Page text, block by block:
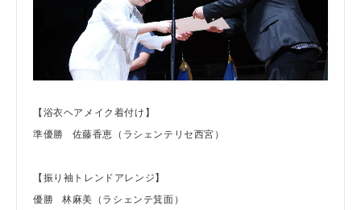
【浴衣ヘアメイク着付け】
準優勝 佐藤香恵（ラシェンテリセ西宮）
【振り袖トレンドアレンジ】
優勝 林麻美（ラシェンテ箕面）